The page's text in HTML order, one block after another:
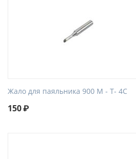
Жало для паяльника 900 М - Т- 4С
150₽